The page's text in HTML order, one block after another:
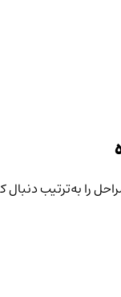
را به‌ترتیب دنبال